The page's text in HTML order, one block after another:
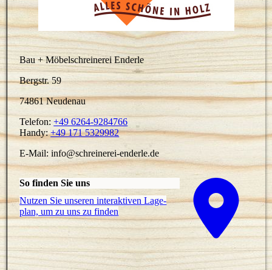
Bau + Möbelschreinerei Enderle
Bergstr. 59
74861 Neudenau
Telefon:+49 6264-9284766
Handy:+49 171 5329982
E-Mail: info@schreinerei-enderle.de
So finden Sie uns
Nutzen Sie unseren interaktiven La­ge­
plan, um zu uns zu finden